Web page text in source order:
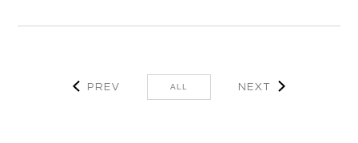
PREV ALL NEXT